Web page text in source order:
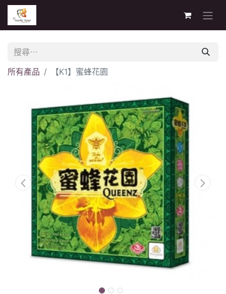
所有產品 【K1】蜜蜂花園